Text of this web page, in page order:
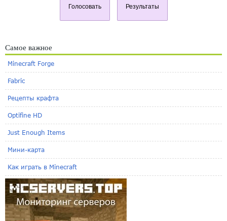
Голосовать Результаты
Самое важное
Minecraft Forge
Fabric
Рецепты крафта
Optifine HD
Just Enough Items
Мини-карта
Как играть в Minecraft